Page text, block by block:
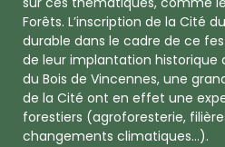
Forêts. L’inscription de la Cité
durable dans le cadre de ce
de leur implantation historique
du Bois de Vincennes, une
de la Cité ont en effet une
forestiers (agroforesterie,
changements climatiques…).